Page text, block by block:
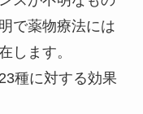
で薬物療法には
します。
種に対する効果